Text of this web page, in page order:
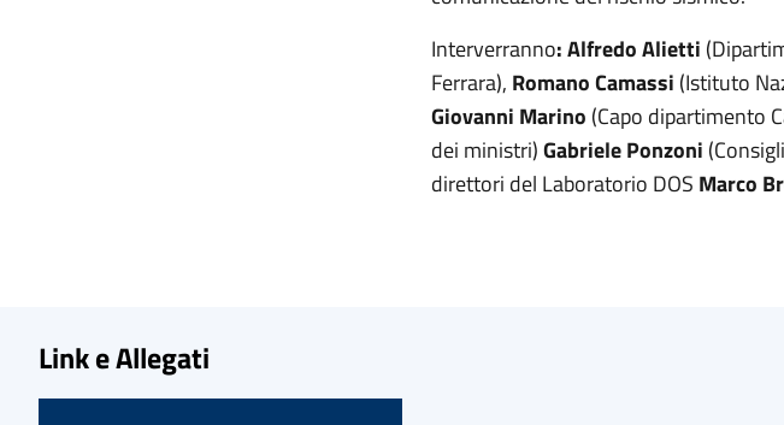
Interverranno:Alfredo Alietti
Ferrara), Romano Camassi (Istituto
Giovanni Marino (Capo dipartimento
dei ministri)Gabriele Ponzoni
direttori del Laboratorio DOS Marco
Link e Allegati